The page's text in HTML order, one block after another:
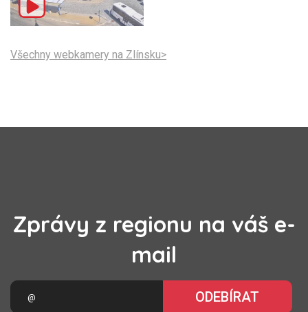
Všechny webkamery na Zlínsku>
Zprávy z regionu na váš e-
mail
ODEBÍRAT